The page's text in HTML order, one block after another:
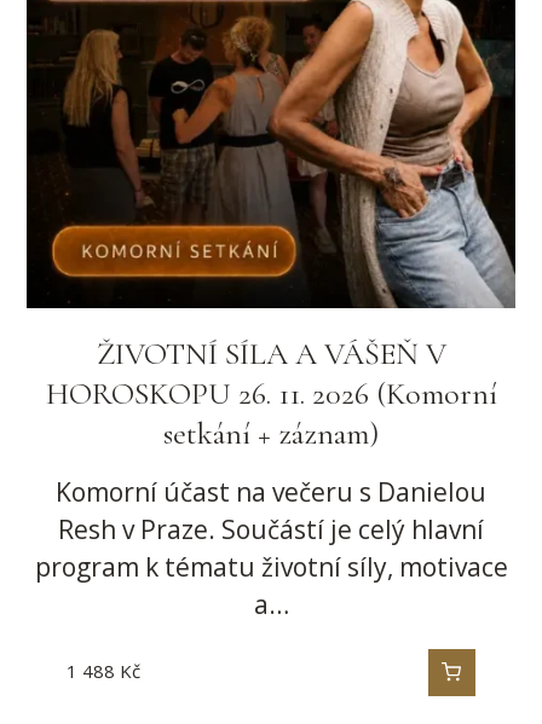
ŽIVOTNÍ SÍLA A VÁŠEŇ V
HOROSKOPU 26. 11. 2026 (Komorní
setkání + záznam)
Komorní účast na večeru s Danielou
Resh v Praze. Součástí je celý hlavní
program k tématu životní síly, motivace
a…
1 488 Kč